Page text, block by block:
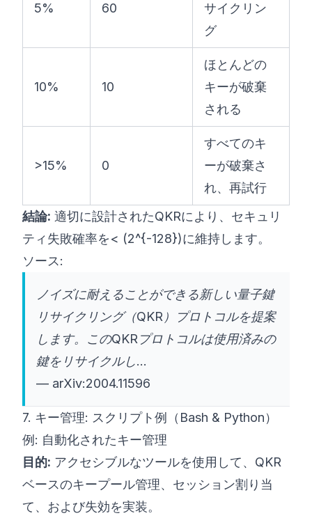
5% 60
サイクリン
グ
10% 10
ほとんどの
キーが破棄
される
>15% 0
すべてのキ
ーが破棄さ
れ、再試行
結論: 適切に設計されたQKRにより、セキュリ
ティ失敗確率を< (2^{-128})に維持します。
ソース:
ノイズに耐えることができる新しい量子鍵
リサイクリング（QKR）プロトコルを提案
します。このQKRプロトコルは使用済みの
鍵をリサイクルし...
— arXiv:2004.11596
7. キー管理: スクリプト例（Bash & Python）
例: 自動化されたキー管理
目的: アクセシブルなツールを使用して、QKR
ベースのキープール管理、セッション割り当
て、および失効を実装。